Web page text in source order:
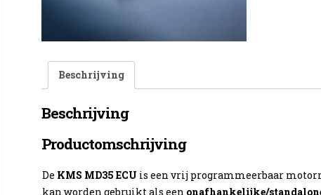
Beschrijving
Beschrijving
Productomschrijving
De KMS MD35 ECU is een vrij programmeerbaar
kan worden gebruikt als een onafhankelijke/